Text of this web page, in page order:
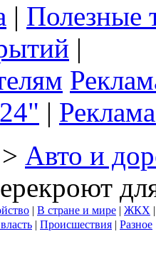
| Полезные
|
|
> Авто и
| В стране и мире | ЖКХ
| Происшествия | Разное